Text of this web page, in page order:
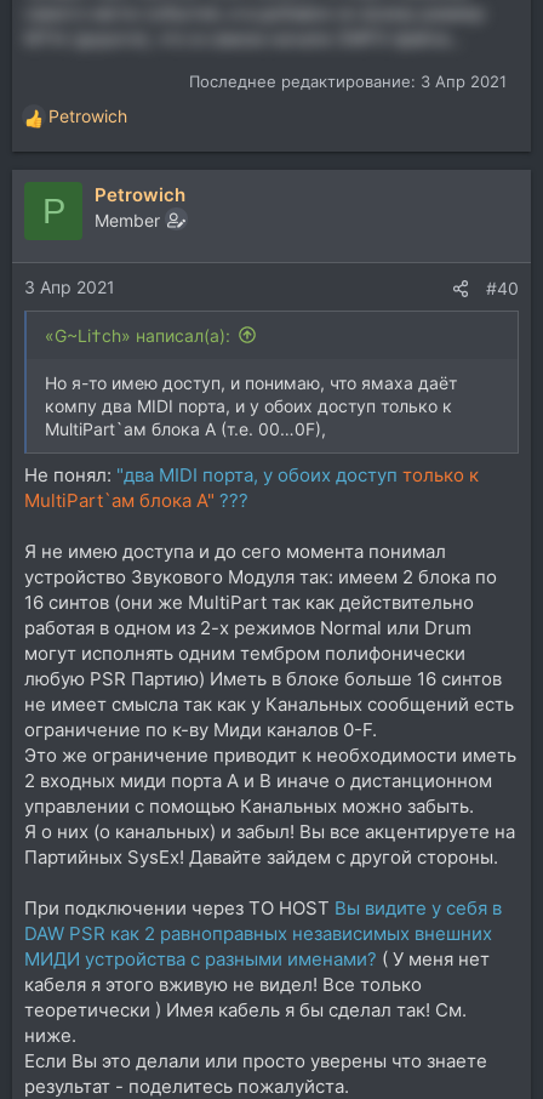
Последнее редактирование: 3 Апр 2021
Р
е
а
и
и
:
Petrowich
P Petrowich
Member
3 Апр 2021 #40
«G~Li†ch» написал(а):
Но я-то имею доступ, и понимаю, что ямаха даёт
компу два MIDI порта, и у обоих доступ только к
MultiPart`ам блока A (т.е. 00…0F),
Не понял: "два MIDI порта, у обоих доступ только к
MultiPart`ам блока A" ???
Я не имею доступа и до сего момента понимал
устройство Звукового Модуля так: имеем 2 блока по
16 синтов (они же MultiPart так как действительно
работая в одном из 2-х режимов Normal или Drum
могут исполнять одним тембром полифонически
любую PSR Партию) Иметь в блоке больше 16 синтов
не имеет смысла так как у Канальных сообщений есть
ограничение по к-ву Миди каналов 0-F.
Это же ограничение приводит к необходимости иметь
2 входных миди порта A и B иначе о дистанционном
управлении с помощью Канальных можно забыть.
Я о них (о канальных) и забыл! Вы все акцентируете на
Партийных SysEx! Давайте зайдем с другой стороны.
При подключении через TO HOST Вы видите у cебя в
DAW PSR как 2 равноправных независимых внешних
МИДИ устройства с разными именами? ( У меня нет
кабеля я этого вживую не видел! Все только
теоретически ) Имея кабель я бы сделал так! См.
ниже.
Если Вы это делали или просто уверены что знаете
результат - поделитесь пожалуйста.